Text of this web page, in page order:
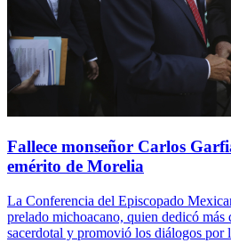
Fallece monseñor Carlos
emérito de Morelia
La Conferencia del Episcopado
prelado michoacano, quien dedicó más
sacerdotal y promovió los diálogos por